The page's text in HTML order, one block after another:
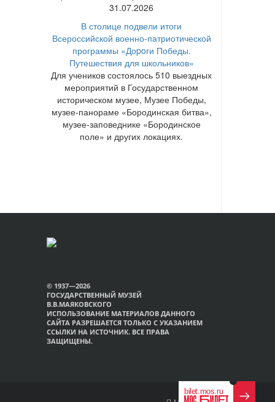
31.07.2026
В столице подвели итоги
Всероссийской военно-патриотической
программы «Доpoги Победы.
Путешествия для школьников»
Для учеников состоялось 510 выездных
мероприятий в Государственном
историческом музее, Музее Победы,
музее-панораме «Бородинская битва»,
музее-заповеднике «Бородинское
поле» и других локациях.
© 1937—2026
ГОСУДАРСТВЕННЫЙ МУЗЕЙ
В.В.МАЯКОВСКОГО
ИСПОЛЬЗОВАНИЕ МАТЕРИАЛОВ ДАННОГО
САЙТА РАЗРЕШАЕТСЯ ТОЛЬКО С УКАЗАНИЕМ
ССЫЛКИ НА ИСТОЧНИК. ВСЕ ПРАВА
ЗАЩИЩЕНЫ.